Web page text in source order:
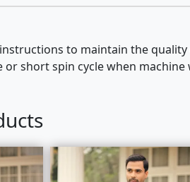
to maintain the
or short spin cycle when